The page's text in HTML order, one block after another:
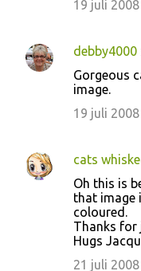
19 juli
debby4000
Gorgeous
image.
19 juli
cats
Oh this is
that image
coloured.
Thanks for
Hugs
21 juli